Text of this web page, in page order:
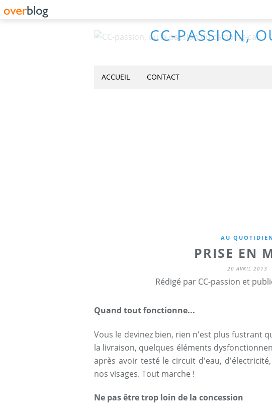
CC-PASSION,
ACCUEIL CONTACT
AU QUOTIDIEN
PRISE EN
20 AVRIL 2013
Rédigé par CC-passion et
Quand tout fonctionne...
Vous le devinez bien, rien n'est plus fustrant
la livraison, quelques éléments
après avoir testé le circuit d'eau,
nos visages. Tout marche !
Ne pas être trop loin de la concession